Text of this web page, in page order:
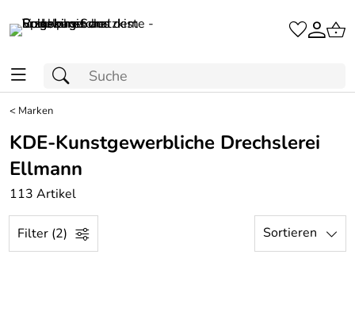
< Marken
KDE-Kunstgewerbliche Drechslerei
Ellmann
113 Artikel
Filter (2) Sortieren